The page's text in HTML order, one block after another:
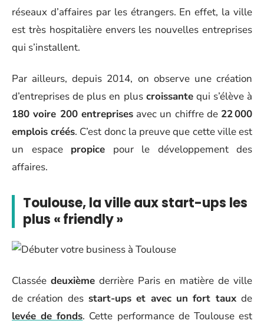
réseaux d’affaires par les étrangers. En effet, la ville
est très hospitalière envers les nouvelles entreprises
qui s’installent.
Par ailleurs, depuis 2014, on observe une création
d’entreprises de plus en plus croissantequi s’élève à
180 voire 200 entreprisesavec un chiffre de 22 000
emplois créés. C’est donc la preuve que cette ville est
un espace propice pour le développement des
affaires.
Toulouse, la ville aux start-ups les
plus « friendly »
Classée deuxième derrière Paris en matière de ville
de création desstart-ups et avec un fort tauxde
levée de fonds. Cette performance de Toulouse est